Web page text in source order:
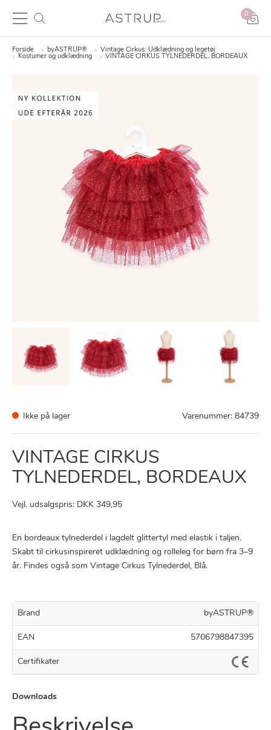
0
Forside byASTRUP®
Vintage Cirkus: Udklædning og legetøj
Kostumer og udklædning
VINTAGE CIRKUS TYLNEDERDEL, BORDEAUX
Ikke på lager Varenummer: 84739
VINTAGE CIRKUS
TYLNEDERDEL, BORDEAUX
Vejl. udsalgspris: DKK 349,95
En bordeaux tylnederdel i lagdelt glittertyl med elastik i taljen.
Skabt til cirkusinspireret udklædning og rolleleg for børn fra 3–9
år. Findes også som Vintage Cirkus Tylnederdel, Blå.
Brand byASTRUP®
EAN 5706798847395
Certifikater
Downloads